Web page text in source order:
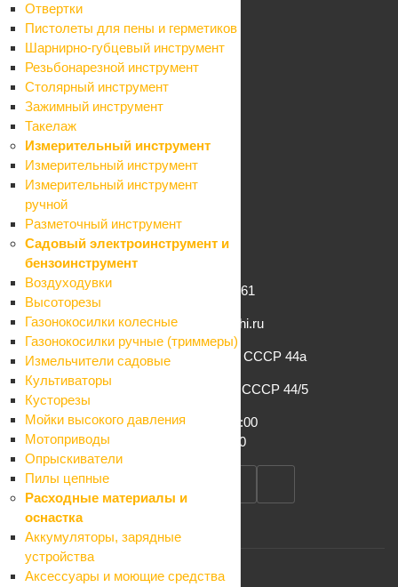
Отвертки
Пистолеты для пены и герметиков
Шарнирно-губцевый инструмент
Резьбонарезной инструмент
Столярный инструмент
Зажимный инструмент
Такелаж
Измерительный инструмент
Измерительный инструмент
Измерительный инструмент
ручной
Разметочный инструмент
Садовый электроинструмент и
бензоинструмент
Воздуходувки
Высоторезы
Газонокосилки колесные
Газонокосилки ручные (триммеры)
Измельчители садовые
Культиваторы
Кусторезы
Мойки высокого давления
Мотоприводы
Опрыскиватели
Пилы цепные
Расходные материалы и
оснастка
Аккумуляторы, зарядные
устройства
Аксессуары и моющие средства
Карта сайта
Информация
Контакты
Условия оплаты
Условия доставки
Гарантия на товар
Реквизиты
Политика
Помощь
Условия оплаты
Условия доставки
Гарантия на товар
Вопрос-ответ
+7 (862) 261-61-61
info@komfort-sochi.ru
г. Сочи, ул. Конституции СССР 44а
г. Сочи, ул. Конституции СССР 44/5
Пн-Сб: 8:00 – 19:00
Вс: 8:00 – 17:00